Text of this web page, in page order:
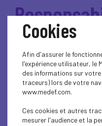
du Dirigeant
PETIT-
Cookies
Afin d'assurer le
l'expérience utilisateur, le
des informations sur
traceurs) lors de votre
www.medef.com.
Ces cookies et autres
mesurer l'audience et la